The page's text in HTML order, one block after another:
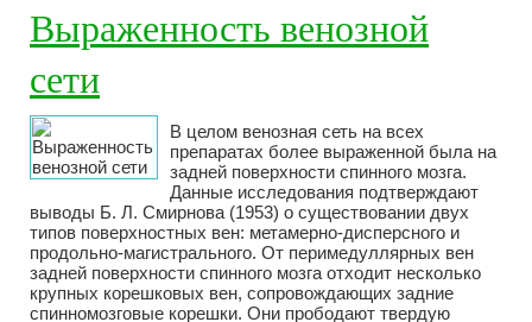
Выраженность венозной
сети
В целом венозная сеть на всех
препаратах более выраженной была на
задней поверхности спинного мозга.
Данные исследования подтверждают
выводы Б. Л. Смирнова (1953) о существовании двух
типов поверхностных вен: метамерно-дисперсного и
продольно-магистрального. От перимедуллярных вен
задней поверхности спинного мозга отходит несколько
крупных корешковых вен, сопровождающих задние
спинномозговые корешки. Они прободают твердую